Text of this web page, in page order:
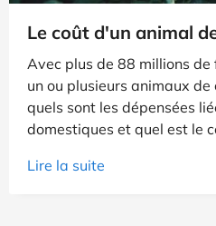
Le coût d'un animal
Avec plus de 88 millions
un ou plusieurs animaux
quels sont les dépensées
domestiques et quel est le
Lire la suite